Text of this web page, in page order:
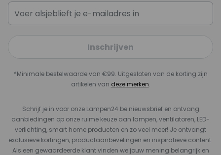
Inschrijven
*Minimale bestelwaarde van €99. Uitgesloten van de korting zijn
artikelen van deze merken.
Schrijf je in voor onze Lampen24.be nieuwsbrief en ontvang
aanbiedingen op onze ruime keuze aan lampen, ventilatoren, LED-
verlichting, smart home producten en zo veel meer! Je ontvangt
exclusieve kortingen, productaanbevelingen en inspiratieve content.
Als een gewaardeerde klant vinden we jouw mening belangrijk en